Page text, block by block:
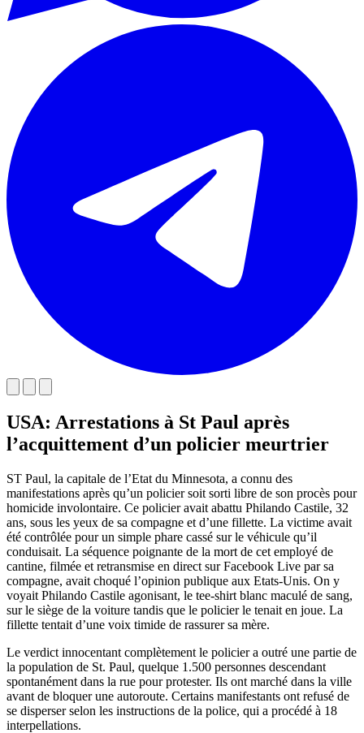
USA: Arrestations à St Paul après
l’acquittement d’un policier meurtrier
ST Paul, la capitale de l’Etat du Minnesota, a connu des
manifestations après qu’un policier soit sorti libre de son procès pour
homicide involontaire. Ce policier avait abattu Philando Castile, 32
ans, sous les yeux de sa compagne et d’une fillette. La victime avait
été contrôlée pour un simple phare cassé sur le véhicule qu’il
conduisait. La séquence poignante de la mort de cet employé de
cantine, filmée et retransmise en direct sur Facebook Live par sa
compagne, avait choqué l’opinion publique aux Etats-Unis. On y
voyait Philando Castile agonisant, le tee-shirt blanc maculé de sang,
sur le siège de la voiture tandis que le policier le tenait en joue. La
fillette tentait d’une voix timide de rassurer sa mère.
Le verdict innocentant complètement le policier a outré une partie de
la population de St. Paul, quelque 1.500 personnes descendant
spontanément dans la rue pour protester. Ils ont marché dans la ville
avant de bloquer une autoroute. Certains manifestants ont refusé de
se disperser selon les instructions de la police, qui a procédé à 18
interpellations.